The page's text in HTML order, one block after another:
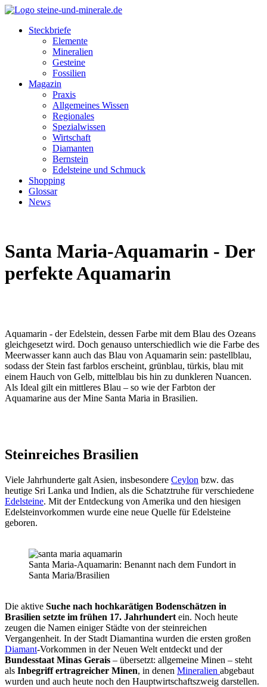
Steckbriefe
Elemente
Mineralien
Gesteine
Fossilien
Magazin
Praxis
Allgemeines Wissen
Regionales
Spezialwissen
Wirtschaft
Diamanten
Bernstein
Edelsteine und Schmuck
Shopping
Glossar
News
Santa Maria-Aquamarin - Der
perfekte Aquamarin
Aquamarin - der Edelstein, dessen Farbe mit dem Blau des Ozeans
gleichgesetzt wird. Doch genauso unterschiedlich wie die Farbe des
Meerwasser kann auch das Blau von Aquamarin sein: pastellblau,
sodass der Stein fast farblos erscheint, grünblau, türkis, blau mit
einem Hauch von Gelb, mittelblau bis hin zu dunkleren Nuancen.
Als Ideal gilt ein mittleres Blau – so wie der Farbton der
Aquamarine aus der Mine Santa Maria in Brasilien.
Steinreiches Brasilien
Viele Jahrhunderte galt Asien, insbesondere Ceylon bzw. das
heutige Sri Lanka und Indien, als die Schatztruhe für verschiedene
Edelsteine. Mit der Entdeckung von Amerika und den hiesigen
Edelsteinvorkommen wurde eine neue Quelle für Edelsteine
geboren.
Santa Maria-Aquamarin: Benannt nach dem Fundort in
Santa Maria/Brasilien
Die aktive Suche nach hochkarätigen Bodenschätzen in
Brasilien setzte im frühen 17. Jahrhundert ein. Noch heute
zeugen die Namen einiger Städte von der steinreichen
Vergangenheit. In der Stadt Diamantina wurden die ersten großen
Diamant-Vorkommen in der Neuen Welt entdeckt und der
Bundesstaat Minas Gerais – übersetzt: allgemeine Minen – steht
als Inbegriff ertragreicher Minen, in denen Mineralien abgebaut
wurden und auch heute noch den Hauptwirtschaftszweig darstellen.